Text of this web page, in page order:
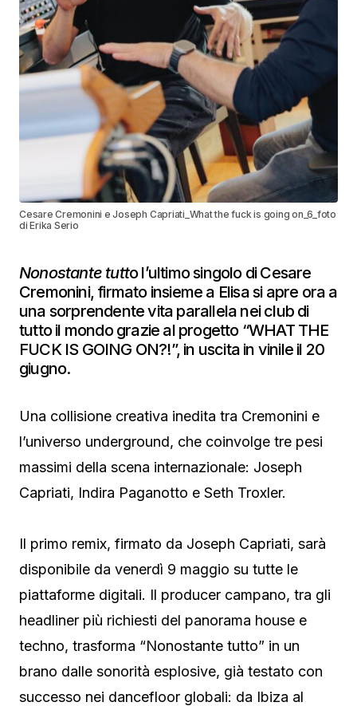
Cesare Cremonini e Joseph Capriati_What the fuck is going on_6_foto
di Erika Serio
Nonostante tutto l’ultimo singolo di Cesare
Cremonini, firmato insieme a Elisa si apre ora a
una sorprendente vita parallela nei club di
tutto il mondo grazie al progetto “WHAT THE
FUCK IS GOING ON?!”, in uscita in vinile il 20
giugno.
Una collisione creativa inedita tra Cremonini e
l’universo underground, che coinvolge tre pesi
massimi della scena internazionale: Joseph
Capriati, Indira Paganotto e Seth Troxler.
Il primo remix, firmato da Joseph Capriati, sarà
disponibile da venerdì 9 maggio su tutte le
piattaforme digitali. Il producer campano, tra gli
headliner più richiesti del panorama house e
techno, trasforma “Nonostante tutto” in un
brano dalle sonorità esplosive, già testato con
successo nei dancefloor globali: da Ibiza al